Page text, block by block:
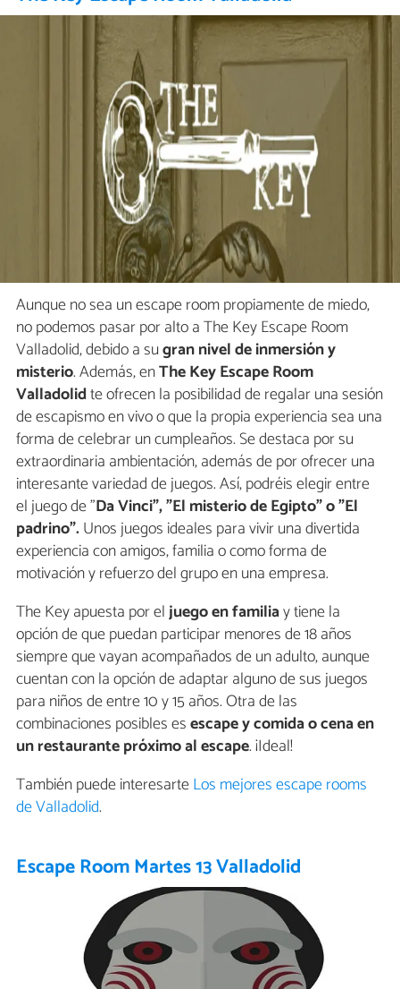
Aunque no sea un escape room propiamente de miedo,
no podemos pasar por alto a The Key Escape Room
Valladolid, debido a sugran nivel de inmersión y
misterio. Además, enThe Key Escape Room
Valladolidte ofrecen la posibilidad de regalar una sesión
de escapismo en vivo o que la propia experiencia sea una
forma de celebrar un cumpleaños. Se destaca por su
extraordinaria ambientación, además de por ofrecer una
interesante variedad de juegos. Así, podréis elegir entre
el juego de "Da Vinci", "El misterio de Egipto" o "El
padrino".Unos juegos ideales para vivir una divertida
experiencia con amigos, familia o como forma de
motivación y refuerzo del grupo en una empresa.
The Key apuesta por eljuego en familiay tiene la
opción de que puedan participar menores de 18 años
siempre que vayan acompañados de un adulto, aunque
cuentan con la opción de adaptar alguno de sus juegos
para niños de entre 10 y 15 años. Otra de las
combinaciones posibles esescape y comida o cena en
un restaurante próximo al escape. ¡Ideal!
También puede interesarteLos mejores escape rooms
de Valladolid.
Escape Room Martes 13 Valladolid